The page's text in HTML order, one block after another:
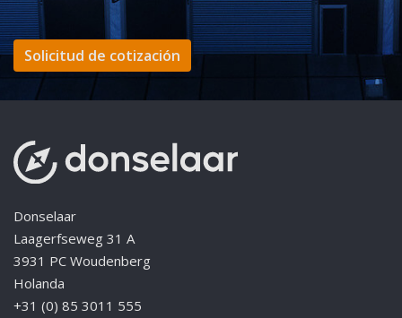
Solicitud de cotización
Donselaar
Laagerfseweg 31 A
3931 PC Woudenberg
Holanda
+31 (0) 85 3011 555